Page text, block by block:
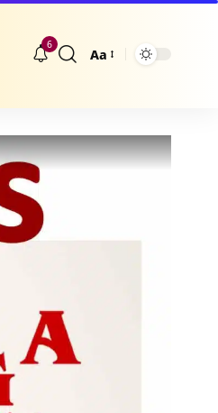
6
Größenänderung
Aa